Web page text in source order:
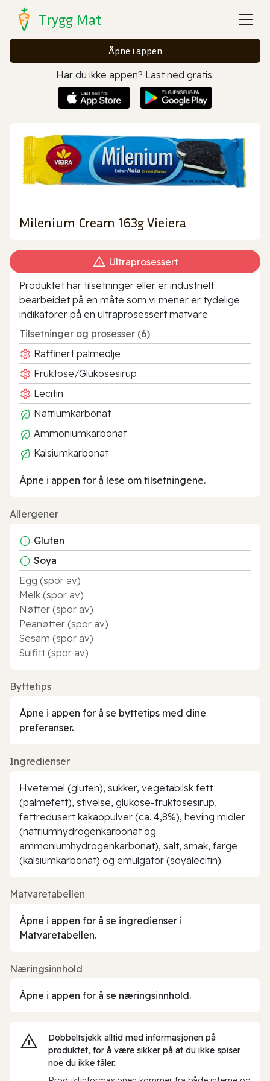
Trygg Mat
Åpne i appen
Har du ikke appen? Last ned gratis:
Milenium Cream 163g Vieiera
Ultraprosessert
Produktet har tilsetninger eller er industrielt
bearbeidet på en måte som vi mener er tydelige
indikatorer på en ultraprosessert matvare.
Tilsetninger og prosesser (6)
Raffinert palmeolje
Fruktose/Glukosesirup
Lecitin
Natriumkarbonat
Ammoniumkarbonat
Kalsiumkarbonat
Åpne i appen for å lese om tilsetningene.
Allergener
Gluten
Soya
Egg (spor av)
Melk (spor av)
Nøtter (spor av)
Peanøtter (spor av)
Sesam (spor av)
Sulfitt (spor av)
Byttetips
Åpne i appen for å se byttetips med dine
preferanser.
Ingredienser
Hvetemel (gluten), sukker, vegetabilsk fett
(palmefett), stivelse, glukose-fruktosesirup,
fettredusert kakaopulver (ca. 4,8%), heving midler
(natriumhydrogenkarbonat og
ammoniumhydrogenkarbonat), salt, smak, farge
(kalsiumkarbonat) og emulgator (soyalecitin).
Matvaretabellen
Åpne i appen for å se ingredienser i
Matvaretabellen.
Næringsinnhold
Åpne i appen for å se næringsinnhold.
Dobbeltsjekk alltid med informasjonen på
produktet, for å være sikker på at du ikke spiser
noe du ikke tåler.